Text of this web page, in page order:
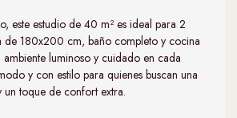
este estudio de 40 m² es ideal para 2
de 180x200 cm, baño completo y cocina
luminoso y cuidado en cada
y con estilo para quienes buscan una
un toque de confort extra.